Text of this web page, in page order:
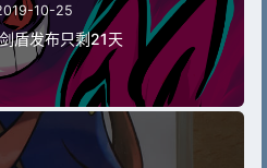
10-25
盾发布只剩21天